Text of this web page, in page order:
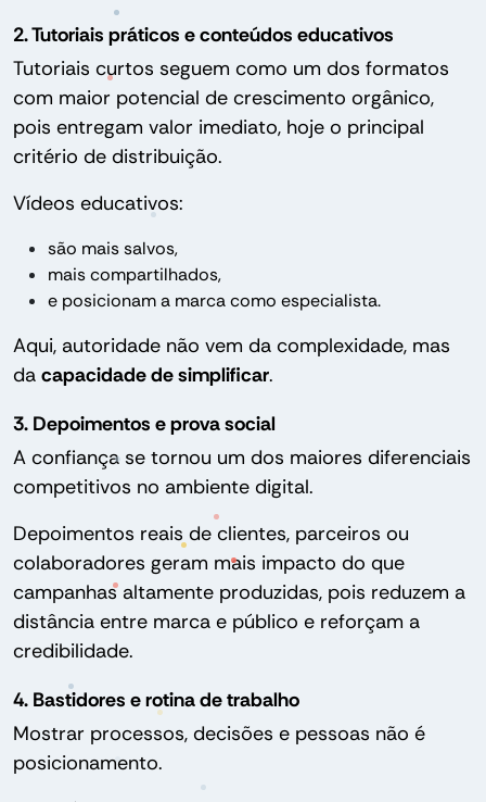
2. Tutoriais práticos e conteúdos educativos
Tutoriais curtos seguem como um dos formatos
com maior potencial de crescimento orgânico,
pois entregam valor imediato, hoje o principal
critério de distribuição.
Vídeos educativos:
são mais salvos,
mais compartilhados,
e posicionam a marca como especialista.
Aqui, autoridade não vem da complexidade, mas
da capacidade de simplificar.
3. Depoimentos e prova social
A confiança se tornou um dos maiores diferenciais
competitivos no ambiente digital.
Depoimentos reais de clientes, parceiros ou
colaboradores geram mais impacto do que
campanhas altamente produzidas, pois reduzem a
distância entre marca e público e reforçam a
credibilidade.
4. Bastidores e rotina de trabalho
Mostrar processos, decisões e pessoas não é
posicionamento.